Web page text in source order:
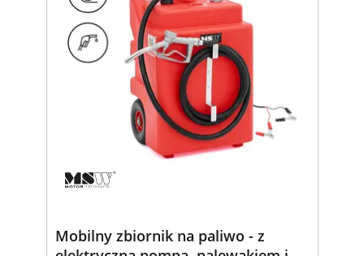
Mobilny zbiornik na paliwo - z